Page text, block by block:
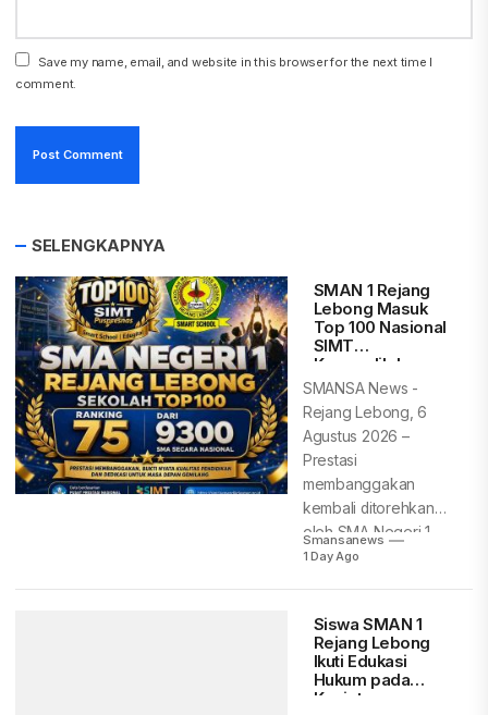
Save my name, email, and website in this browser for the next time I
comment.
SELENGKAPNYA
SMAN 1 Rejang
Lebong Masuk
Top 100 Nasional
SIMT
Kemendikdasme
n, Peringkat 75
dari 9.300 SMA
Indonesia
SMANSA News -
Rejang Lebong, 6
Agustus 2026 –
Prestasi
membanggakan
kembali ditorehkan
oleh SMA Negeri 1
Rejang Lebong.
Smansanews
1 Day Ago
Siswa SMAN 1
Rejang Lebong
Ikuti Edukasi
Hukum pada
Kegiatan